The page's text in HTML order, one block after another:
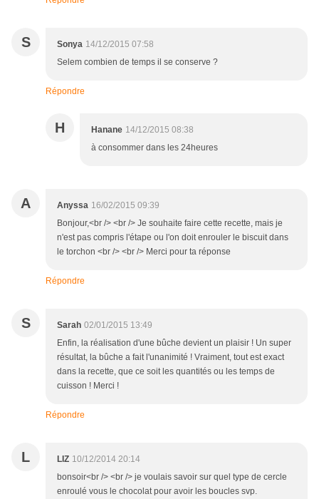
S Sonya 14/12/2015 07:58
Selem combien de temps il se conserve ?
Répondre
H Hanane 14/12/2015 08:38
à consommer dans les 24heures
A Anyssa 16/02/2015 09:39
Bonjour,<br /> <br /> Je souhaite faire cette recette, mais je
n'est pas compris l'étape ou l'on doit enrouler le biscuit dans
le torchon <br /> <br /> Merci pour ta réponse
Répondre
S Sarah 02/01/2015 13:49
Enfin, la réalisation d'une bûche devient un plaisir ! Un super
résultat, la bûche a fait l'unanimité ! Vraiment, tout est exact
dans la recette, que ce soit les quantités ou les temps de
cuisson ! Merci !
Répondre
L LIZ 10/12/2014 20:14
bonsoir<br /> <br /> je voulais savoir sur quel type de cercle
enroulé vous le chocolat pour avoir les boucles svp.